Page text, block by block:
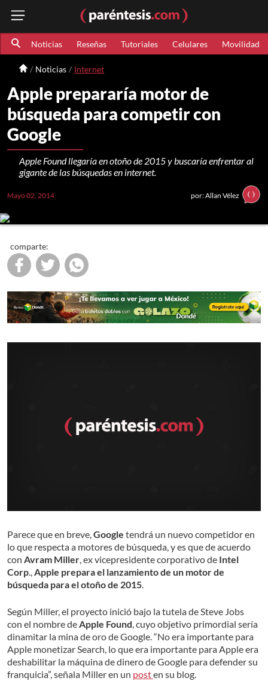
Noticias Reseñas Tutoriales Celulares Movilidad
Noticias Internet
Apple prepararía motor de
búsqueda para competir con
Google
Apple Found llegaría en otoño de 2015 y buscaría enfrentar al
gigante de las búsquedas en internet.
Mayo 02, 2014 por: Allan Vélez
comparte:
Parece que en breve,Google tendrá un nuevo competidor en
lo que respecta a motores de búsqueda, y es que de acuerdo
con Avram Miller, ex vicepresidente corporativo de Intel
Corp.,Apple prepara el lanzamiento de un motor de
búsqueda para el otoño de 2015.
Según Miller, el proyecto inició bajo la tutela de Steve Jobs
con el nombre deApple Found, cuyo objetivo primordial sería
dinamitar la mina de oro de Google. “No era importante para
Apple monetizar Search, lo que era importante para Apple era
deshabilitar la máquina de dinero de Google para defender su
franquicia”, señala Miller en un posten su blog.